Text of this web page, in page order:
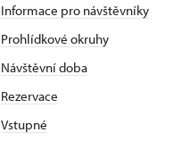
Informace pro návštěvníky
Prohlídkové okruhy
Návštěvní doba
Rezervace
Vstupné